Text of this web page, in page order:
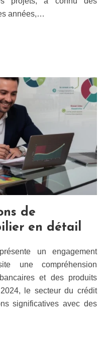
années,…
de
en détail
un engagement
une compréhension
et des produits
le secteur du crédit
significatives avec des